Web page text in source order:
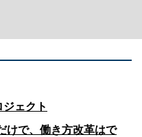
ェクト
けで、働き方改革はで